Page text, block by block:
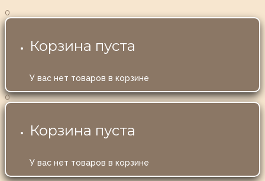
0
Корзина пуста
У вас нет товаров в корзине
0
Корзина пуста
У вас нет товаров в корзине